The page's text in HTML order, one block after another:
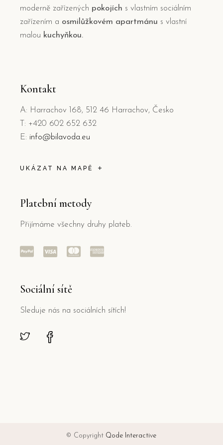
moderně zařízených pokojích s vlastním sociálním
zařízením a osmilůžkovém apartmánu s vlastní
malou kuchyňkou.
Kontakt
A: Harrachov 168, 512 46 Harrachov, Česko
T: +420 602 652 632
E: info@bilavoda.eu
UKÁZAT NA MAPĚ
Platební metody
Přijímáme všechny druhy plateb.
Sociální sítě
Sleduje nás na sociálních sítích!
© Copyright Qode Interactive